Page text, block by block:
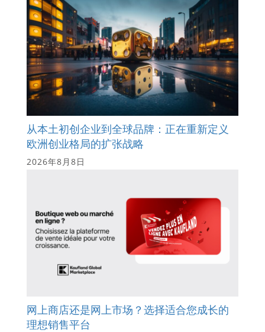
从本土初创企业到全球品牌：正在重新定义
欧洲创业格局的扩张战略
2026年8月8日
网上商店还是网上市场？选择适合您成长的
理想销售平台